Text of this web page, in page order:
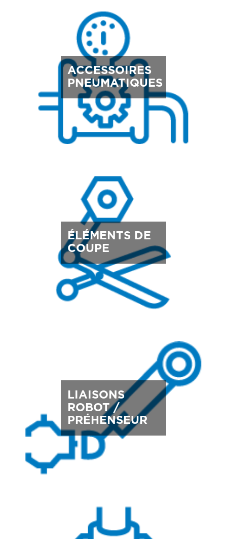
ACCESSOIRES
PNEUMATIQUES
ÉLÉMENTS DE
COUPE
LIAISONS
ROBOT /
PRÉHENSEUR